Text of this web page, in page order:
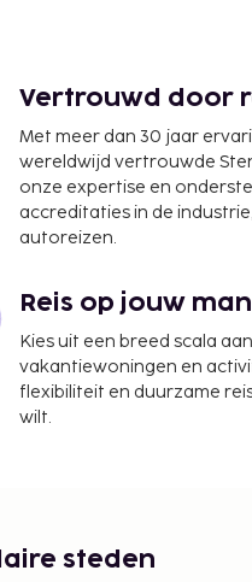
Vertrouwd door
Met meer dan 30 jaar
wereldwijd vertrouwde
onze expertise en
accreditaties in de
autoreizen.
Reis op jouw
Kies uit een breed scala
vakantiewoningen en
flexibiliteit en duurzame
wilt.
steden